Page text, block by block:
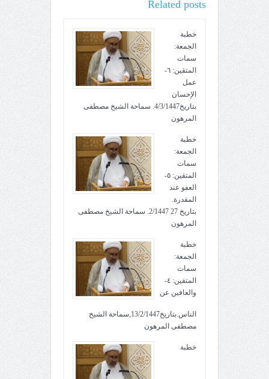
Related posts
خطبة
الجمعة:
سمات
المتقين: ٦-
عمل
الإحسان
بتاريخ4/3/1447. سماحة الشيخ مصطفى
المرهون
خطبة
الجمعة:
سمات
المتقين: ٥-
العفو عند
المقدرة.
بتاريخ 27 2/1447. سماحة الشيخ مصطفى
المرهون
خطبة
الجمعة:
سمات
المتقين: ٤-
والعافين عن
الناس.بتاريخ13/2/1447,سماحة الشيخ
مصطفى المرهون
خطبة